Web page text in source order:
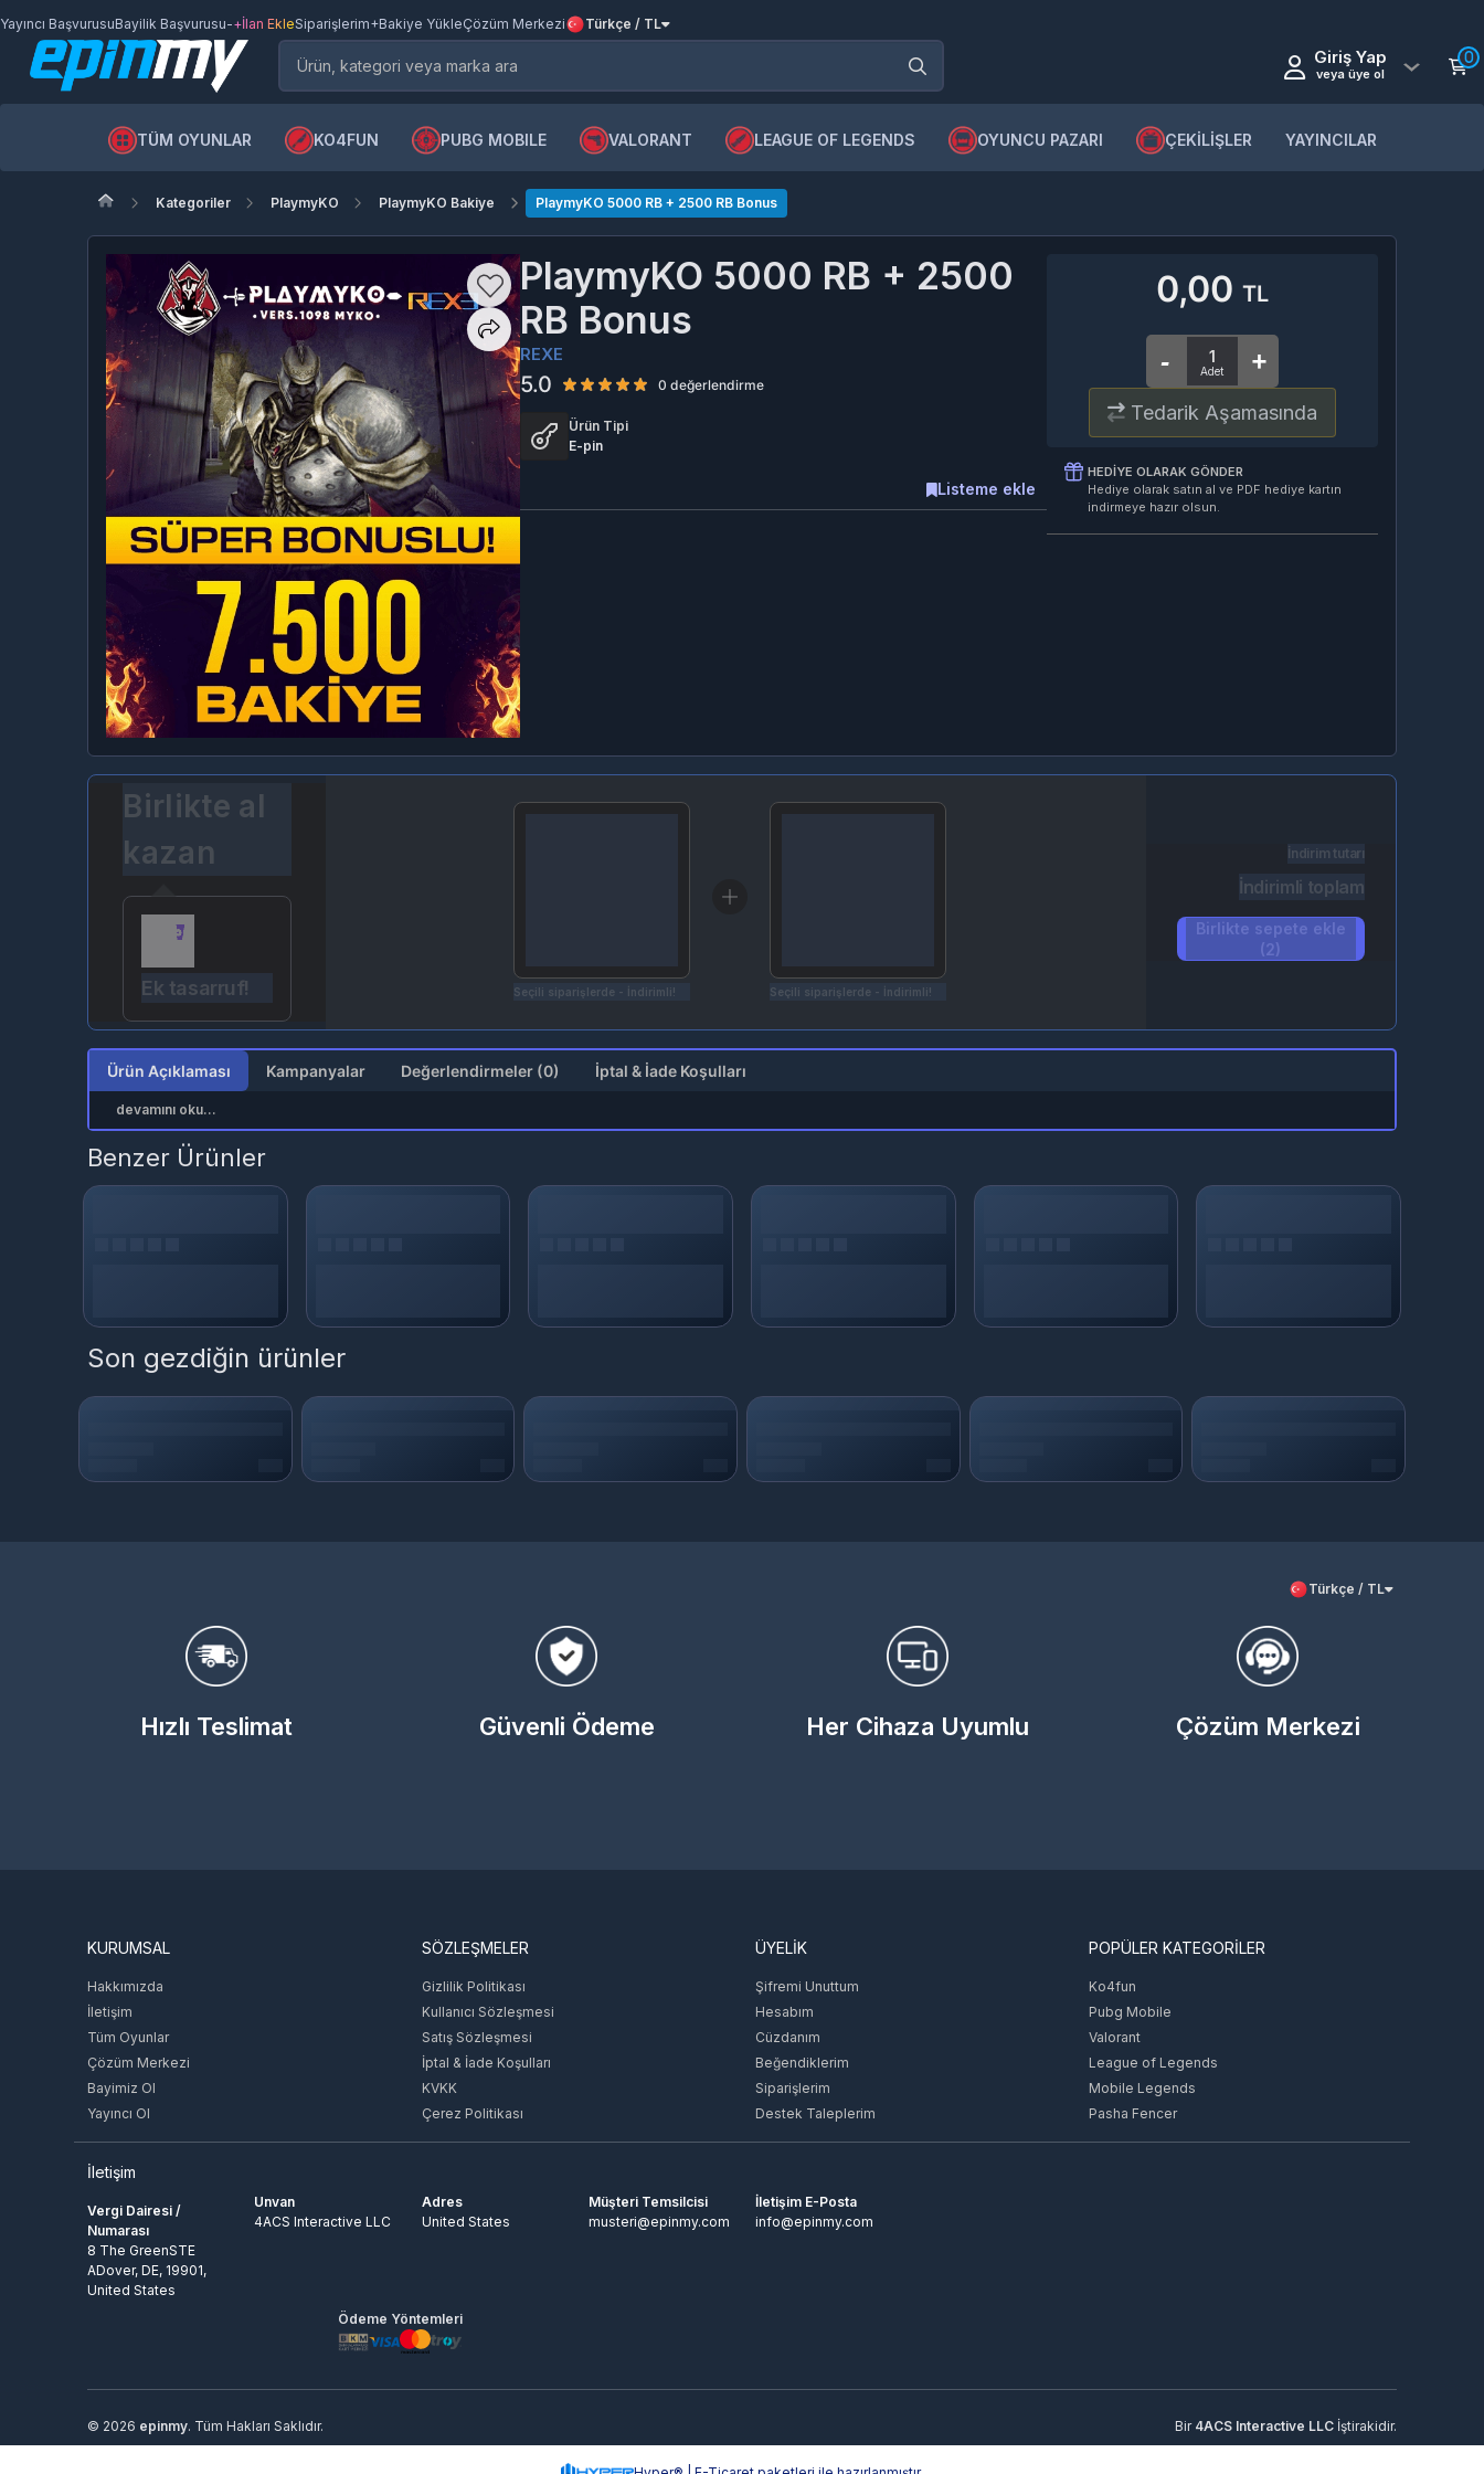
Yayıncı BaşvurusuBayilik Başvurusu-+İlan EkleSiparişlerim+Bakiye YükleÇözüm Merkezi Türkçe / TL
Giriş Yap
veya üye ol
0
TÜM OYUNLAR KO4FUN PUBG MOBILE VALORANT LEAGUE OF LEGENDS OYUNCU PAZARI ÇEKİLİŞLER YAYINCILAR
Kategoriler PlaymyKO PlaymyKO Bakiye PlaymyKO 5000 RB + 2500 RB Bonus
PlaymyKO 5000 RB + 2500
RB Bonus
REXE
5.0 0 değerlendirme
Ürün Tipi
E-pin
Listeme ekle
0,00 TL
Tedarik Aşamasında
HEDIYE OLARAK GÖNDER
Hediye olarak satın al ve PDF hediye kartın
indirmeye hazır olsun.
Birlikte al
kazan
Ek tasarruf! Seçili siparişlerde - İndirimli! Seçili siparişlerde - İndirimli!
İndirim tutarı
İndirimli toplam
Birlikte sepete ekle
(2)
Ürün Açıklaması Kampanyalar Değerlendirmeler (0) İptal & İade Koşulları
devamını oku...
Benzer Ürünler
Son gezdiğin ürünler
Türkçe / TL
Hızlı Teslimat Güvenli Ödeme Her Cihaza Uyumlu Çözüm Merkezi
KURUMSAL
Hakkımızda
İletişim
Tüm Oyunlar
Çözüm Merkezi
Bayimiz Ol
Yayıncı Ol
SÖZLEŞMELER
Gizlilik Politikası
Kullanıcı Sözleşmesi
Satış Sözleşmesi
İptal & İade Koşulları
KVKK
Çerez Politikası
ÜYELİK
Şifremi Unuttum
Hesabım
Cüzdanım
Beğendiklerim
Siparişlerim
Destek Taleplerim
POPÜLER KATEGORİLER
Ko4fun
Pubg Mobile
Valorant
League of Legends
Mobile Legends
Pasha Fencer
İletişim
Vergi Dairesi /
Numarası
8 The GreenSTE
ADover, DE, 19901,
United States
Unvan
4ACS Interactive LLC
Adres
United States
Müşteri Temsilcisi
musteri@epinmy.com
İletişim E-Posta
info@epinmy.com
Ödeme Yöntemleri
© 2026 epinmy. Tüm Hakları Saklıdır. Bir 4ACS Interactive LLCİştirakidir.